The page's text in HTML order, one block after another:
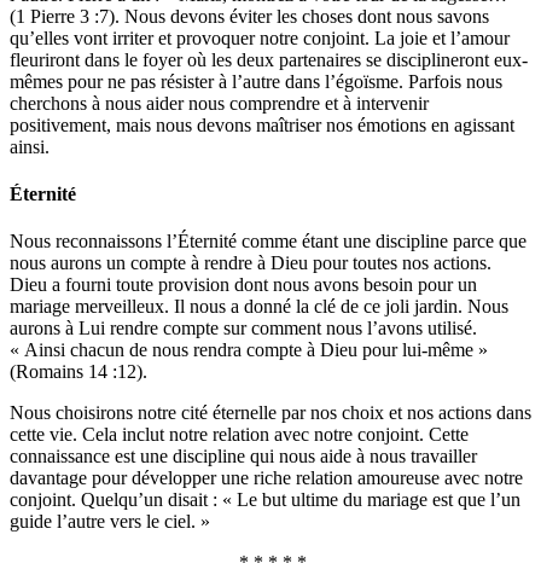
(1 Pierre 3 :7). Nous devons éviter les choses dont nous savons
qu’elles vont irriter et provoquer notre conjoint. La joie et l’amour
fleuriront dans le foyer où les deux partenaires se disciplineront eux-
mêmes pour ne pas résister à l’autre dans l’égoïsme. Parfois nous
cherchons à nous aider nous comprendre et à intervenir
positivement, mais nous devons maîtriser nos émotions en agissant
ainsi.
Éternité
Nous reconnaissons l’Éternité comme étant une discipline parce que
nous aurons un compte à rendre à Dieu pour toutes nos actions.
Dieu a fourni toute provision dont nous avons besoin pour un
mariage merveilleux. Il nous a donné la clé de ce joli jardin. Nous
aurons à Lui rendre compte sur comment nous l’avons utilisé.
« Ainsi chacun de nous rendra compte à Dieu pour lui-même »
(Romains 14 :12).
Nous choisirons notre cité éternelle par nos choix et nos actions dans
cette vie. Cela inclut notre relation avec notre conjoint. Cette
connaissance est une discipline qui nous aide à nous travailler
davantage pour développer une riche relation amoureuse avec notre
conjoint. Quelqu’un disait : « Le but ultime du mariage est que l’un
guide l’autre vers le ciel. »
* * * * *